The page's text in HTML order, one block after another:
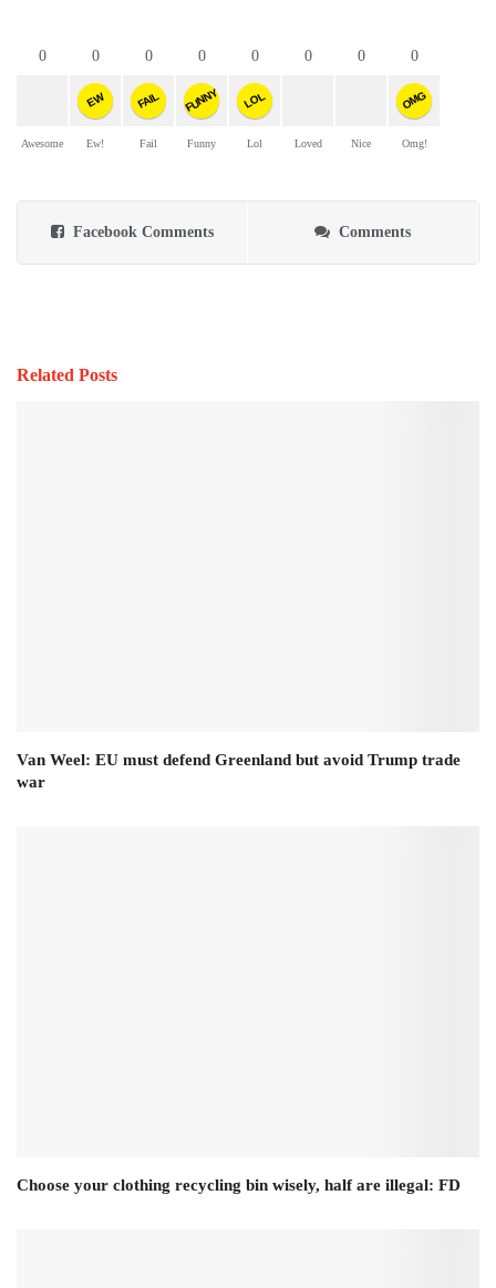
0
Awesome
0
EW
Ew!
0
FAIL
Fail
0
FUNNY
Funny
0
LOL
Lol
0
Loved
0
Nice
0
OMG
Omg!
Facebook Comments Comments
Related Posts
Van Weel: EU must defend Greenland but avoid Trump trade
war
Choose your clothing recycling bin wisely, half are illegal: FD